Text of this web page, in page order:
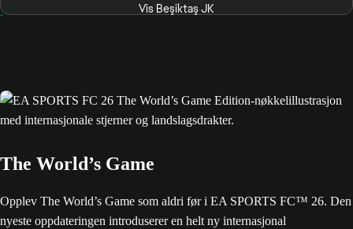
Vis Beşiktaş JK
The World’s Game
Opplev The World’s Game som aldri før i EA SPORTS FC™ 26. Den
nyeste oppdateringen introduserer en helt ny internasjonal